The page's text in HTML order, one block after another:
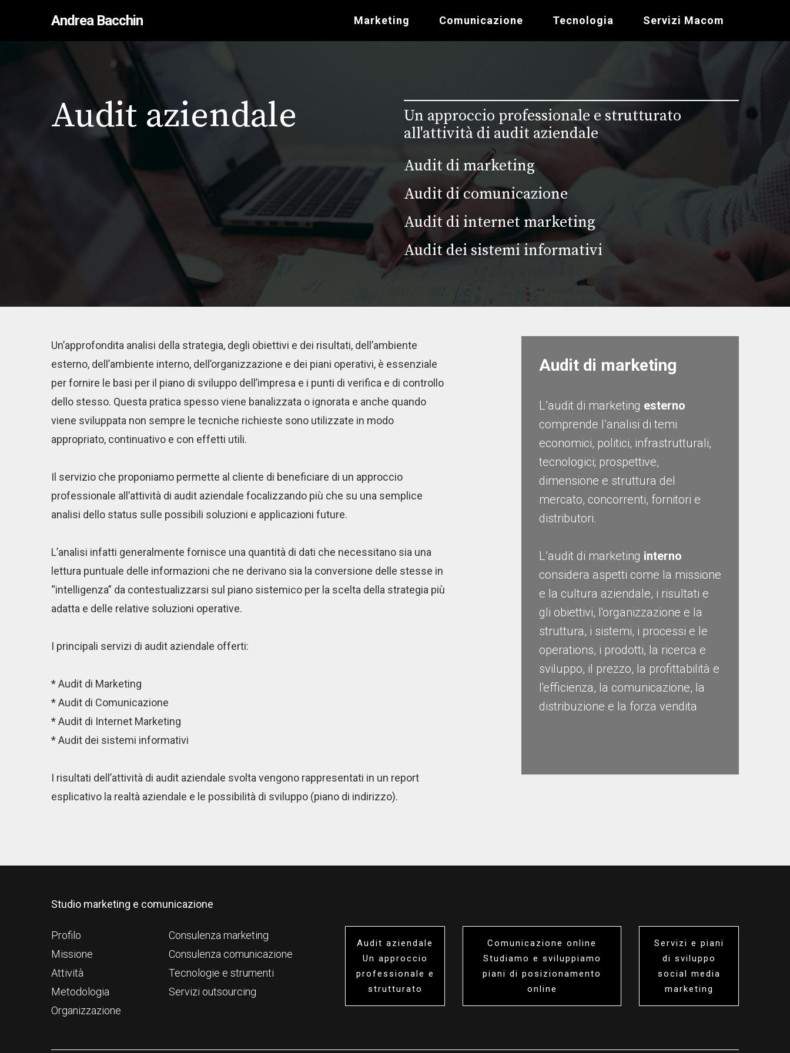
Andrea Bacchin Marketing Comunicazione Tecnologia Servizi Macom
Audit aziendale
Un approccio professionale e strutturato
all'attività di audit aziendale
Audit di marketing
Audit di comunicazione
Audit di internet marketing
Audit dei sistemi informativi
Un’approfondita analisi della strategia, degli obiettivi e dei risultati, dell’ambiente
esterno, dell’ambiente interno, dell’organizzazione e dei piani operativi, è essenziale
per fornire le basi per il piano di sviluppo dell’impresa e i punti di verifica e di controllo
dello stesso. Questa pratica spesso viene banalizzata o ignorata e anche quando
viene sviluppata non sempre le tecniche richieste sono utilizzate in modo
appropriato, continuativo e con effetti utili.
Il servizio che proponiamo permette al cliente di beneficiare di un approccio
professionale all’attività di audit aziendale focalizzando più che su una semplice
analisi dello status sulle possibili soluzioni e applicazioni future.
L’analisi infatti generalmente fornisce una quantità di dati che necessitano sia una
lettura puntuale delle informazioni che ne derivano sia la conversione delle stesse in
“intelligenza” da contestualizzarsi sul piano sistemico per la scelta della strategia più
adatta e delle relative soluzioni operative.
I principali servizi di audit aziendale offerti:
* Audit di Marketing
* Audit di Comunicazione
* Audit di Internet Marketing
* Audit dei sistemi informativi
I risultati dell’attività di audit aziendale svolta vengono rappresentati in un report
esplicativo la realtà aziendale e le possibilità di sviluppo (piano di indirizzo).
Audit di marketing
L’audit di marketing esterno
comprende l’analisi di temi
economici, politici, infrastrutturali,
tecnologici; prospettive,
dimensione e struttura del
mercato, concorrenti, fornitori e
distributori.
L’audit di marketing interno
considera aspetti come la missione
e la cultura aziendale, i risultati e
gli obiettivi, l'organizzazione e la
struttura, i sistemi, i processi e le
operations, i prodotti, la ricerca e
sviluppo, il prezzo, la profittabilità e
l'efficienza, la comunicazione, la
distribuzione e la forza vendita
Studio marketing e comunicazione
Profilo
Missione
Attività
Metodologia
Organizzazione
Consulenza marketing
Consulenza comunicazione
Tecnologie e strumenti
Servizi outsourcing
Audit aziendale
Un approccio
professionale e
strutturato
Comunicazione online
Studiamo e sviluppiamo
piani di posizionamento
online
Servizi e piani
di sviluppo
social media
marketing